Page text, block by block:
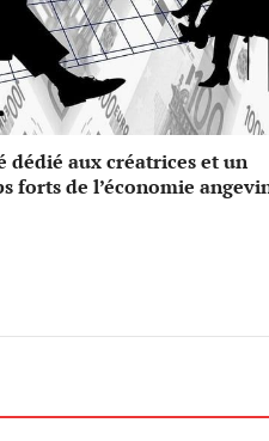
dédié aux créatrices et un
forts de l’économie